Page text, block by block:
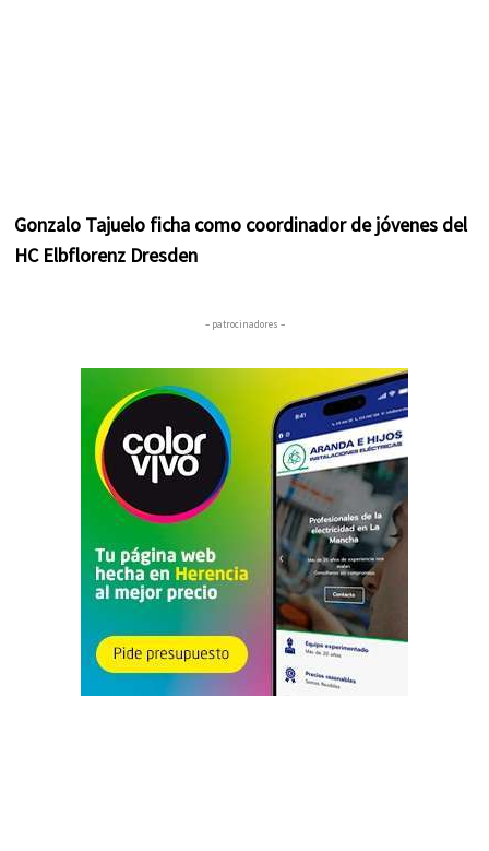
Gonzalo Tajuelo ficha como coordinador de jóvenes del
HC Elbflorenz Dresden
– patrocinadores –